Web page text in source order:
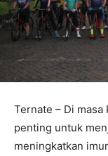
Ternate – Di
penting untuk
meningkatkan